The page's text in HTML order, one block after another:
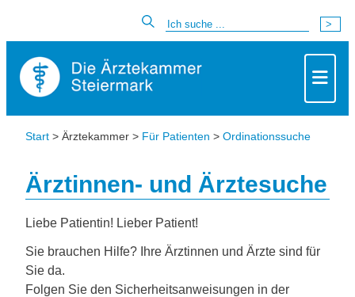
Start > Ärztekammer > Für Patienten > Ordinationssuche
Ärztinnen- und Ärztesuche
Liebe Patientin! Lieber Patient!
Sie brauchen Hilfe? Ihre Ärztinnen und Ärzte sind für
Sie da.
Folgen Sie den Sicherheitsanweisungen in der